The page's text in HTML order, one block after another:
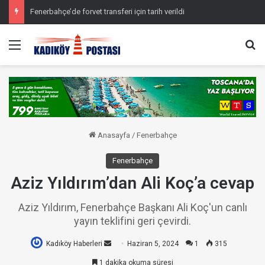
Fenerbahçe’de forvet transferi için tarih verildi
Menü
Anasayfa / Fenerbahçe
Fenerbahçe
Aziz Yıldırım’dan Ali Koç’a cevap
Aziz Yıldırım, Fenerbahçe Başkanı Ali Koç'un canlı
yayın teklifini geri çevirdi.
Kadıköy Haberleri
e-
Haziran 5, 2024 1 315
1 dakika okuma süresi